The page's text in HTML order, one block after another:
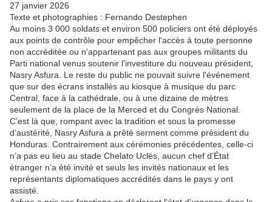
27 janvier 2026
Texte et photographies : Fernando Destephen
Au moins 3 000 soldats et environ 500 policiers ont été déployés
aux points de contrôle pour empêcher l'accès à toute personne
non accréditée ou n'appartenant pas aux groupes militants du
Parti national venus soutenir l'investiture du nouveau président,
Nasry Asfura. Le reste du public ne pouvait suivre l'événement
que sur des écrans installés au kiosque à musique du parc
Central, face à la cathédrale, ou à une dizaine de mètres
seulement de la place de la Merced et du Congrès National.
C’est là que, rompant avec la tradition et sous la promesse
d’austérité, Nasry Asfura a prêté serment comme président du
Honduras. Contrairement aux cérémonies précédentes, celle-ci
n’a pas eu lieu au stade Chelato Uclés, aucun chef d’État
étranger n’a été invité et seuls les invités nationaux et les
représentants diplomatiques accrédités dans le pays y ont
assisté.